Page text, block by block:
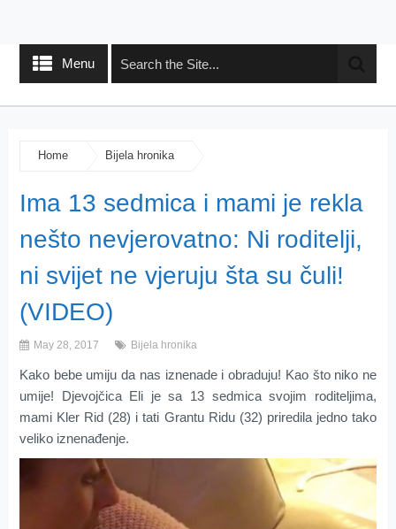
Menu
Home Bijela hronika
Ima 13 sedmica i mami je rekla
nešto nevjerovatno: Ni roditelji,
ni svijet ne vjeruju šta su čuli!
(VIDEO)
May 28, 2017 Bijela hronika
Kako bebe umiju da nas iznenade i obraduju! Kao što niko ne
umije! Djevojčica Eli je sa 13 sedmica svojim roditeljima,
mami Kler Rid (28) i tati Grantu Ridu (32) priredila jedno tako
veliko iznenađenje.